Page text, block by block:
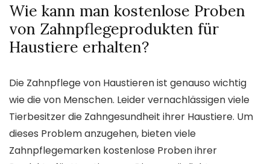
Wie kann man kostenlose Proben
von Zahnpflegeprodukten für
Haustiere erhalten?
Die Zahnpflege von Haustieren ist genauso wichtig
wie die von Menschen. Leider vernachlässigen viele
Tierbesitzer die Zahngesundheit ihrer Haustiere. Um
dieses Problem anzugehen, bieten viele
Zahnpflegemarken kostenlose Proben ihrer